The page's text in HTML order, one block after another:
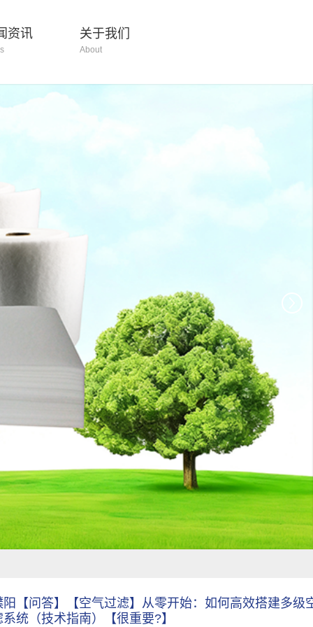
资讯 关于我们
About
阳【问答】【空气过滤】从零开始：如何高效搭建多级
系统（技术指南）【很重要?】